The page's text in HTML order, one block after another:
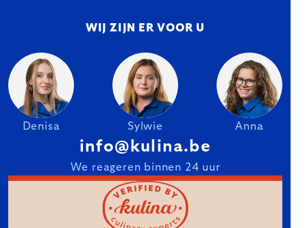
WIJ ZIJN ER VOOR U
Denisa Sylwie Anna
info@kulina.be
We reageren binnen 24 uur